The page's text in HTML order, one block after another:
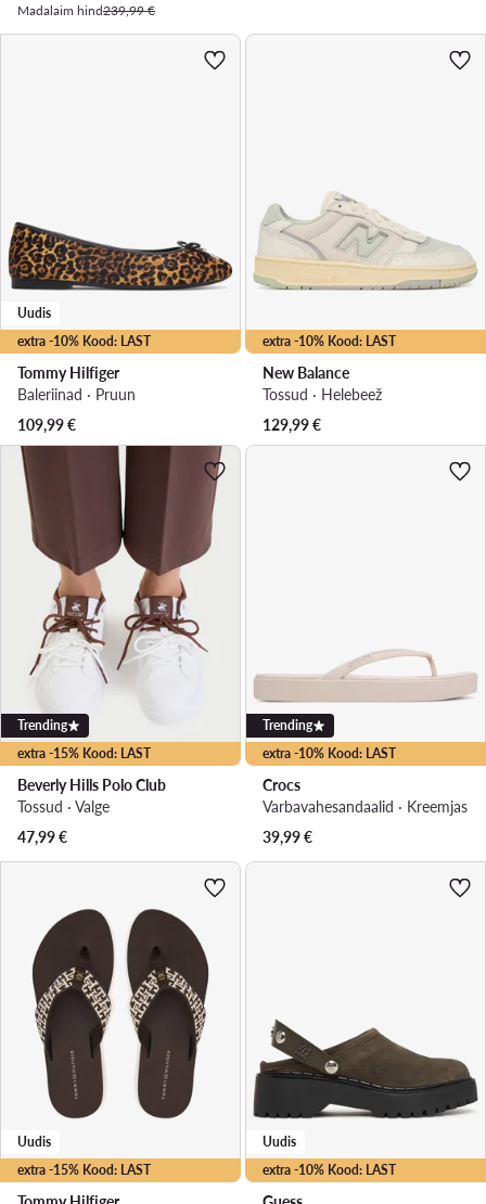
Madalaim hind239,99 €
extra -10% Kood: LAST
Uudis
Tommy Hilfiger
Baleriinad · Pruun
109,99€
extra -10% Kood: LAST
New Balance
Tossud · Helebeež
129,99€
extra -15% Kood: LAST
Trending
Beverly Hills Polo Club
Tossud · Valge
47,99€
extra -10% Kood: LAST
Trending
Crocs
Varbavahesandaalid · Kreemjas
39,99€
extra -15% Kood: LAST
Uudis
extra -10% Kood: LAST
Uudis